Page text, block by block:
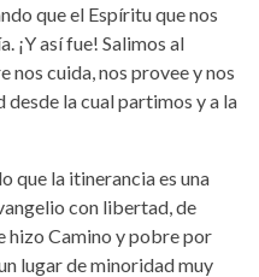
que el Espíritu que nos
¡Y así fue! Salimos al
nos cuida, nos provee y nos
la cual partimos y a la
que la itinerancia es una
con libertad, de
hizo Camino y pobre por
lugar de minoridad muy